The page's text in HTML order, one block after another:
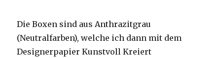
Die Boxen sind aus Anthrazitgrau
(Neutralfarben), welche ich dann mit dem
Designerpapier Kunstvoll Kreiert